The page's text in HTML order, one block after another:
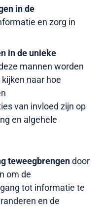
in de
en zorg in
in de unieke
mannen worden
naar hoe
van invloed zijn op
en algehele
teweegbrengendoor
om de
tot informatie te
en de